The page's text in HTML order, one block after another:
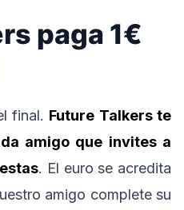
paga 1€
final. Future Talkers te
amigo que invites a
. El euro se acredita
amigo complete su